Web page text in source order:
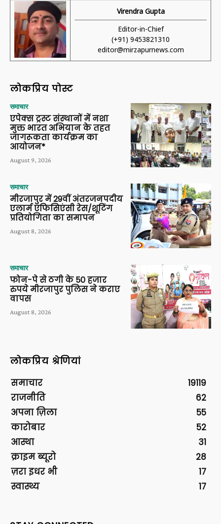
Virendra Gupta
Editor-in-Chief
(+91) 9453821310
editor@mirzapurnews.com
लोकप्रिय पोस्ट
समाचार
एपेक्स ट्रस्ट संस्थानों में नशा
मुक्त भारत अभियान के तहत
जागरूकता कार्यक्रम का
आयोजन*
August 9, 2026
समाचार
मीरजापुर में 29वीं अंतरजनपदीय
एलार्म एफिसिएंसी रेस/शूटिंग
प्रतियोगिता का समापन
August 8, 2026
समाचार
फोन-पे से ठगी के 50 हजार
रुपये मीरजापुर पुलिस ने कराए
वापस
August 8, 2026
लोकप्रिय श्रेणियां
समाचार
19119
राजनीति
62
अपना ज़िला
55
कारोबार
52
आस्था
31
क्राइम ब्यूरो
28
ज़रा इधर भी
17
स्वास्थ्य
17